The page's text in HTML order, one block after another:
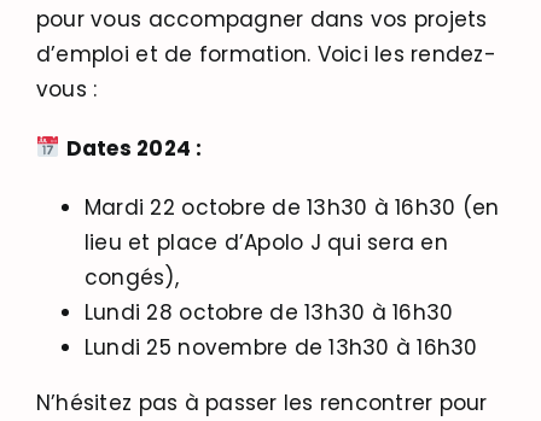
pour vous accompagner dans vos projets
d’emploi et de formation. Voici les rendez-
vous :
Dates 2024 :
Mardi 22 octobre de 13h30 à 16h30 (en
lieu et place d’Apolo J qui sera en
congés),
Lundi 28 octobre de 13h30 à 16h30
Lundi 25 novembre de 13h30 à 16h30
N’hésitez pas à passer les rencontrer pour